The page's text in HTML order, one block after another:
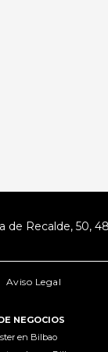
de Recalde, 50,
Aviso Legal
NEGOCIOS
en Bilbao